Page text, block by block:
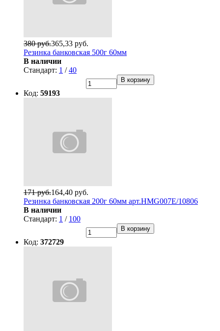
365,33 руб.
380 руб.
Резинка банковская 500г 60мм
В наличии
Стандарт: 1 /40
В корзину
Код: 59193
164,40 руб.
171 руб.
Резинка банковская 200г 60мм арт.HMG007E/10806
В наличии
Стандарт: 1 / 100
В корзину
Код: 372729